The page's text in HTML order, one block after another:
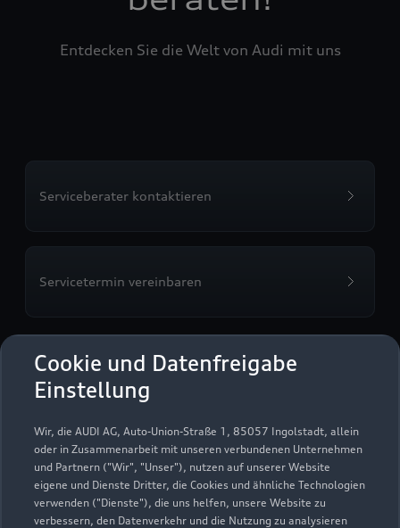
Cookie und Datenfreigabe
Einstellung
Wir, die AUDI AG, Auto-Union-Straße 1, 85057 Ingolstadt, allein
oder in Zusammenarbeit mit unseren verbundenen Unternehmen
und Partnern ("Wir", "Unser"), nutzen auf unserer Website
eigene und Dienste Dritter, die Cookies und ähnliche Technologien
verwenden ("Dienste"), die uns helfen, unsere Website zu
verbessern, den Datenverkehr und die Nutzung zu analysieren
Entdecken Sie die Welt von Audi mit uns
Serviceberater kontaktieren
Servicetermin vereinbaren
Autohaus Range GmbH